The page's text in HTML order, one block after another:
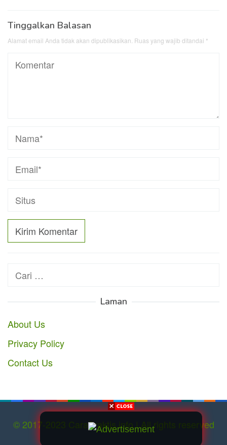
Tinggalkan Balasan
Alamat email Anda tidak akan dipublikasikan. Ruas yang wajib ditandai *
Cari
Laman
About Us
Privacy Policy
Contact Us
© 2017-2023 CaraPraktis.info | All rights reserved